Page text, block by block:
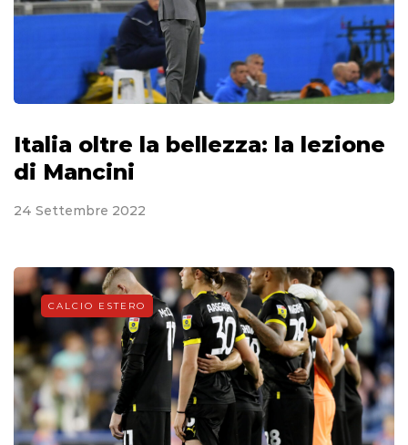
Italia oltre la bellezza: la lezione
di Mancini
24 Settembre 2022
CALCIO ESTERO